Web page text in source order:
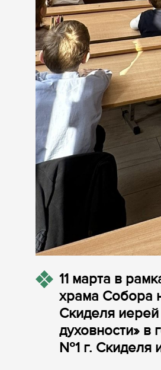
11 марта в
храма Собора
Скиделя
духовности»
№1 г. Скиделя